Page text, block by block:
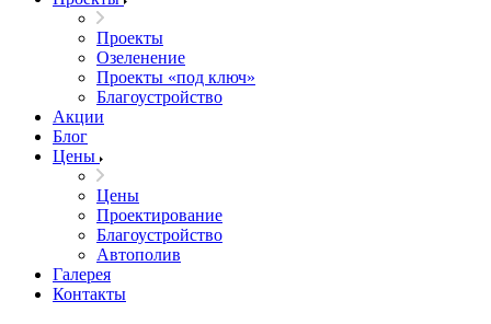
Проекты
Озеленение
Проекты «под ключ»
Благоустройство
Акции
Блог
Цены
Цены
Проектирование
Благоустройство
Автополив
Галерея
Контакты